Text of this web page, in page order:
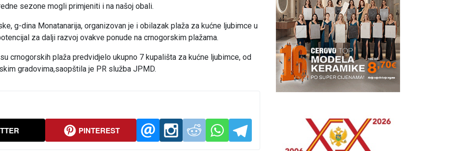
sezone mogli primjeniti i na našoj obali.
g-dina Monatanarija, organizovan je i obilazak plaža za kućne ljubimce u
za dalji razvoj ovakve ponude na crnogorskim plažama.
crnogorskih plaža predvidjelo ukupno 7 kupališta za kućne ljubimce, od
gradovima,saopštila je PR služba JPMD.
PINTEREST